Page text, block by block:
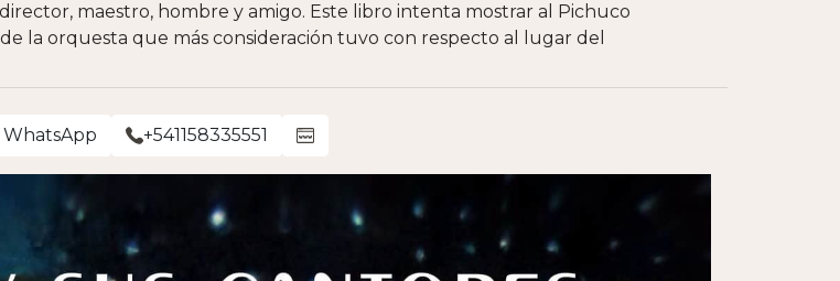
maestro, hombre y amigo. Este libro intenta mostrar al Pichuco
la orquesta que más consideración tuvo con respecto al lugar del
+541158335551